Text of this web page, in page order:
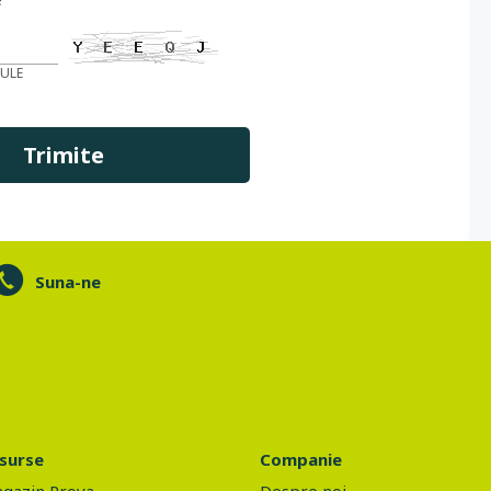
Suna-ne
Companie